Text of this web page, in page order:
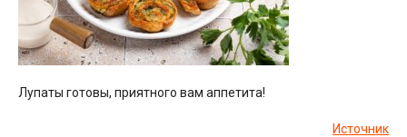
Лупаты готовы, приятного вам аппетита!
Источник